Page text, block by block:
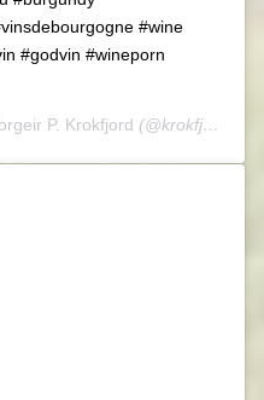
#wine
#godvin #wineporn
P. Krokfjord (@krokfjord) le